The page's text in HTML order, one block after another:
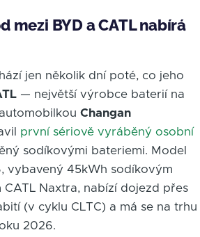
mezi BYD a CATL nabírá
jen několik dní poté, co jeho
— největší výrobce baterií na
Changan
první sériově vyráběný osobní
sodíkovými bateriemi. Model
vybavený 45kWh sodíkovým
Naxtra, nabízí dojezd přes
(v cyklu CLTC) a má se na trhu
2026.